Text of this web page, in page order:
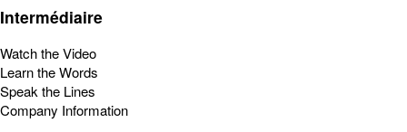
Intermédiaire
Watch the Video
Learn the Words
Speak the Lines
Company Information